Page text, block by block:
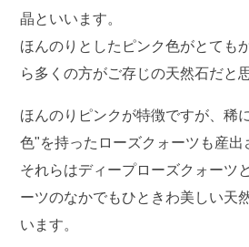
晶といいます。
ほんのりとしたピンク色がとても
ら多くの方がご存じの天然石だと
ほんのりピンクが特徴ですが、稀
色"を持ったローズクォーツも産出
それらはディープローズクォーツ
ーツのなかでもひときわ美しい天
います。